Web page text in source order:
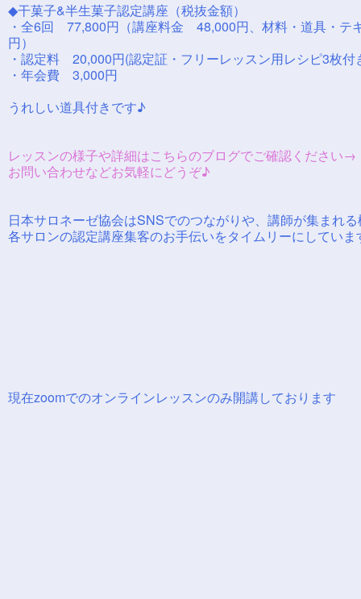
◆干菓子&半生菓子認定講座（税抜金額）
・全6回 77,800円（講座料金 48,000円、材料・道具・テ
円）
・認定料 20,000円(認定証・フリーレッスン用レシピ3枚付
・年会費 3,000円
うれしい道具付きです♪
レッスンの様子や詳細はこちらのブログでご確認くださ
お問い合わせなどお気軽にどうぞ♪
日本サロネーゼ協会はSNSでのつながりや、講師が集まれ
各サロンの認定講座集客のお手伝いをタイムリーにしてい
現在zoomでのオンラインレッスンのみ開講しております